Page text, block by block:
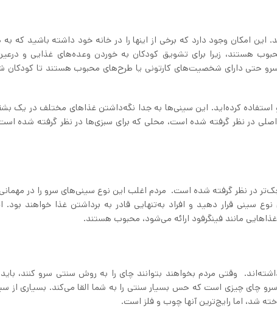
امکان وجود دارد که برخی از اینها را در خانه خود داشته باشید که به
هستند، زیرا برای تشویق کودکان به خوردن وعده‌های غذایی و
حتی دارای شخصیت‌های کارتونی یا طرح‌های محبوب هستند تا کودکان
استفاده کرده‌اید. این سینی‌ها به جدا نگه‌داشتن غذاهای مختلف در یک
در نظر گرفته شده است، محلی که برای سبزی‌ها در نظر گرفته شده
در نظر گرفته شده است. مردم اغلب این نوع سینی‌های سرو را در
نوع سینی قرار دهید و افراد به‌تنهایی قادر به برداشتن غذا خواهند بود.
مانند فینگرفود ارائه می‌شود، محبوب هستند.
وقتی مردم بخواهند بتوانند چای را به روش سنتی سرو کنند،
چای چیزی است که حس بسیار سنتی را به شما القا می‌کند. بسیاری از
شد، اما رایج‌ترین آنها چوب و فلز است.